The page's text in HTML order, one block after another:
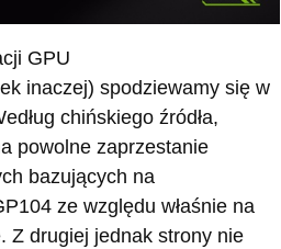
GPU
inaczej) spodziewamy się w
chińskiego źródła,
powolne zaprzestanie
bazujących na
ze względu właśnie na
Z drugiej jednak strony nie